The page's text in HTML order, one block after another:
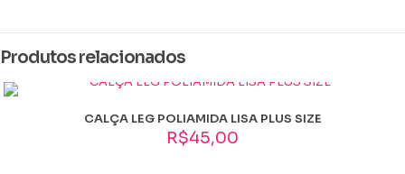
Cor
Azul Marinho, Mesclado, Pink, Preto, rosa bebê, Roxo, verde agua,
Vermelho, marrom
Produtos relacionados
CALÇA LEG POLIAMIDA LISA PLUS SIZE
R$45,00